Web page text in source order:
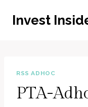
InhaltInvest
RSS ADHOC
PTA-